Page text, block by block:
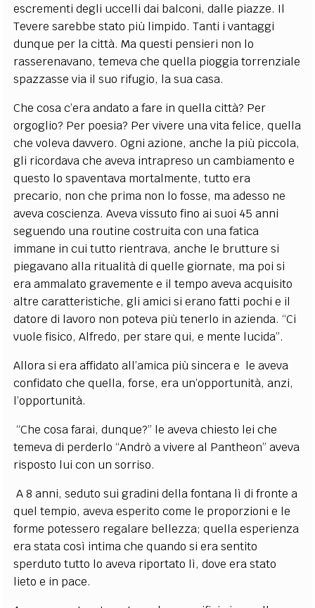
escrementi degli uccelli dai balconi, dalle piazze. Il
Tevere sarebbe stato più limpido. Tanti i vantaggi
dunque per la città. Ma questi pensieri non lo
rasserenavano, temeva che quella pioggia torrenziale
spazzasse via il suo rifugio, la sua casa.
Che cosa c’era andato a fare in quella città? Per
orgoglio? Per poesia? Per vivere una vita felice, quella
che voleva davvero. Ogni azione, anche la più piccola,
gli ricordava che aveva intrapreso un cambiamento e
questo lo spaventava mortalmente, tutto era
precario, non che prima non lo fosse, ma adesso ne
aveva coscienza. Aveva vissuto fino ai suoi 45 anni
seguendo una routine costruita con una fatica
immane in cui tutto rientrava, anche le brutture si
piegavano alla ritualità di quelle giornate, ma poi si
era ammalato gravemente e il tempo aveva acquisito
altre caratteristiche, gli amici si erano fatti pochi e il
datore di lavoro non poteva più tenerlo in azienda. “Ci
vuole fisico, Alfredo, per stare qui, e mente lucida”.
Allora si era affidato all’amica più sincera e le aveva
confidato che quella, forse, era un’opportunità, anzi,
l’opportunità.
“Che cosa farai, dunque?” le aveva chiesto lei che
temeva di perderlo “Andrò a vivere al Pantheon” aveva
risposto lui con un sorriso.
A 8 anni, seduto sui gradini della fontana lì di fronte a
quel tempio, aveva esperito come le proporzioni e le
forme potessero regalare bellezza; quella esperienza
era stata così intima che quando si era sentito
sperduto tutto lo aveva riportato lì, dove era stato
lieto e in pace.